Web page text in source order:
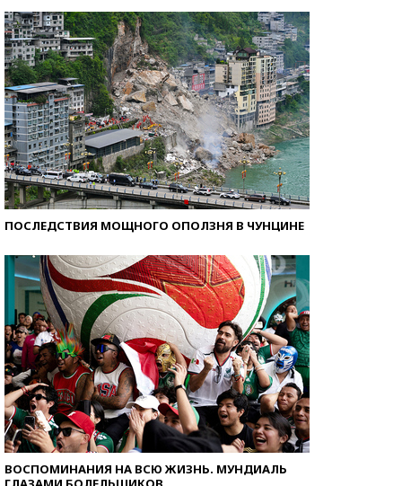
ПОСЛЕДСТВИЯ МОЩНОГО ОПОЛЗНЯ В ЧУНЦИНЕ
ВОСПОМИНАНИЯ НА ВСЮ ЖИЗНЬ. МУНДИАЛЬ